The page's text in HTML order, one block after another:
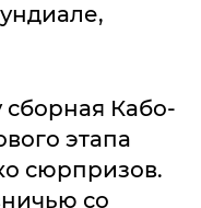
Кабо-
этапа
сюрпризов.
со